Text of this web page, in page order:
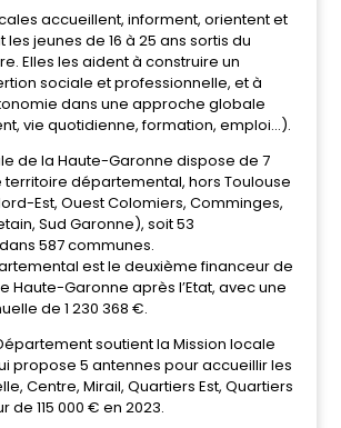
accueillent, informent, orientent et
jeunes de 16 à 25 ans sortis du
Elles les aident à construire un
sociale et professionnelle, et à
dans une approche globale
vie quotidienne, formation, emploi…).
de la Haute-Garonne dispose de 7
territoire départemental, hors Toulouse
Est, Ouest Colomiers, Comminges,
Sud Garonne), soit 53
587 communes.
est le deuxième financeur de
Haute-Garonne après l’Etat, avec une
de 1 230 368 €.
soutient la Mission locale
propose 5 antennes pour accueillir les
Centre, Mirail, Quartiers Est, Quartiers
de 115 000 € en 2023.